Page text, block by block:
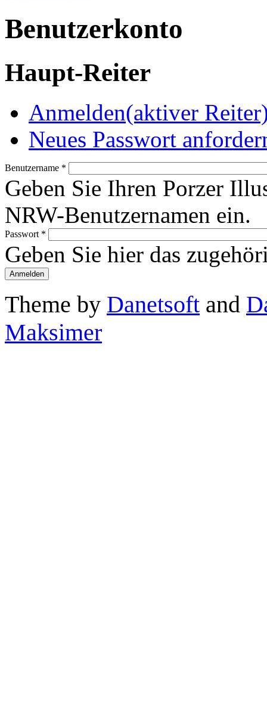
Benutzerkonto
Haupt-Reiter
Anmelden(aktiver
Neues Passwort
Benutzername *
Geben Sie Ihren Porzer
NRW-Benutzernamen ein.
Passwort *
Geben Sie hier das
Theme by Danetsoft and
Maksimer